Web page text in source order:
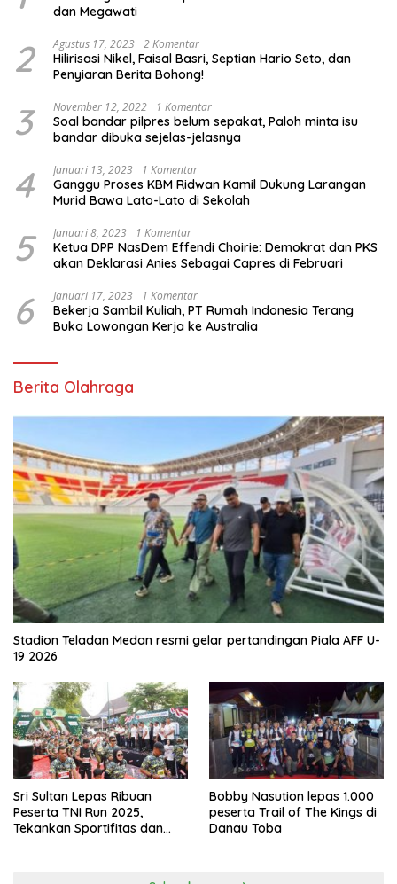
dan Megawati
2 Agustus 17, 2023 2 Komentar
Hilirisasi Nikel, Faisal Basri, Septian Hario Seto, dan
Penyiaran Berita Bohong!
3 November 12, 2022 1 Komentar
Soal bandar pilpres belum sepakat, Paloh minta isu
bandar dibuka sejelas-jelasnya
4 Januari 13, 2023 1 Komentar
Ganggu Proses KBM Ridwan Kamil Dukung Larangan
Murid Bawa Lato-Lato di Sekolah
5 Januari 8, 2023 1 Komentar
Ketua DPP NasDem Effendi Choirie: Demokrat dan PKS
akan Deklarasi Anies Sebagai Capres di Februari
6 Januari 17, 2023 1 Komentar
Bekerja Sambil Kuliah, PT Rumah Indonesia Terang
Buka Lowongan Kerja ke Australia
Berita Olahraga
Stadion Teladan Medan resmi gelar pertandingan Piala AFF U-
19 2026
Sri Sultan Lepas Ribuan
Peserta TNI Run 2025,
Tekankan Sportifitas dan
Bobby Nasution lepas 1.000
peserta Trail of The Kings di
Danau Toba